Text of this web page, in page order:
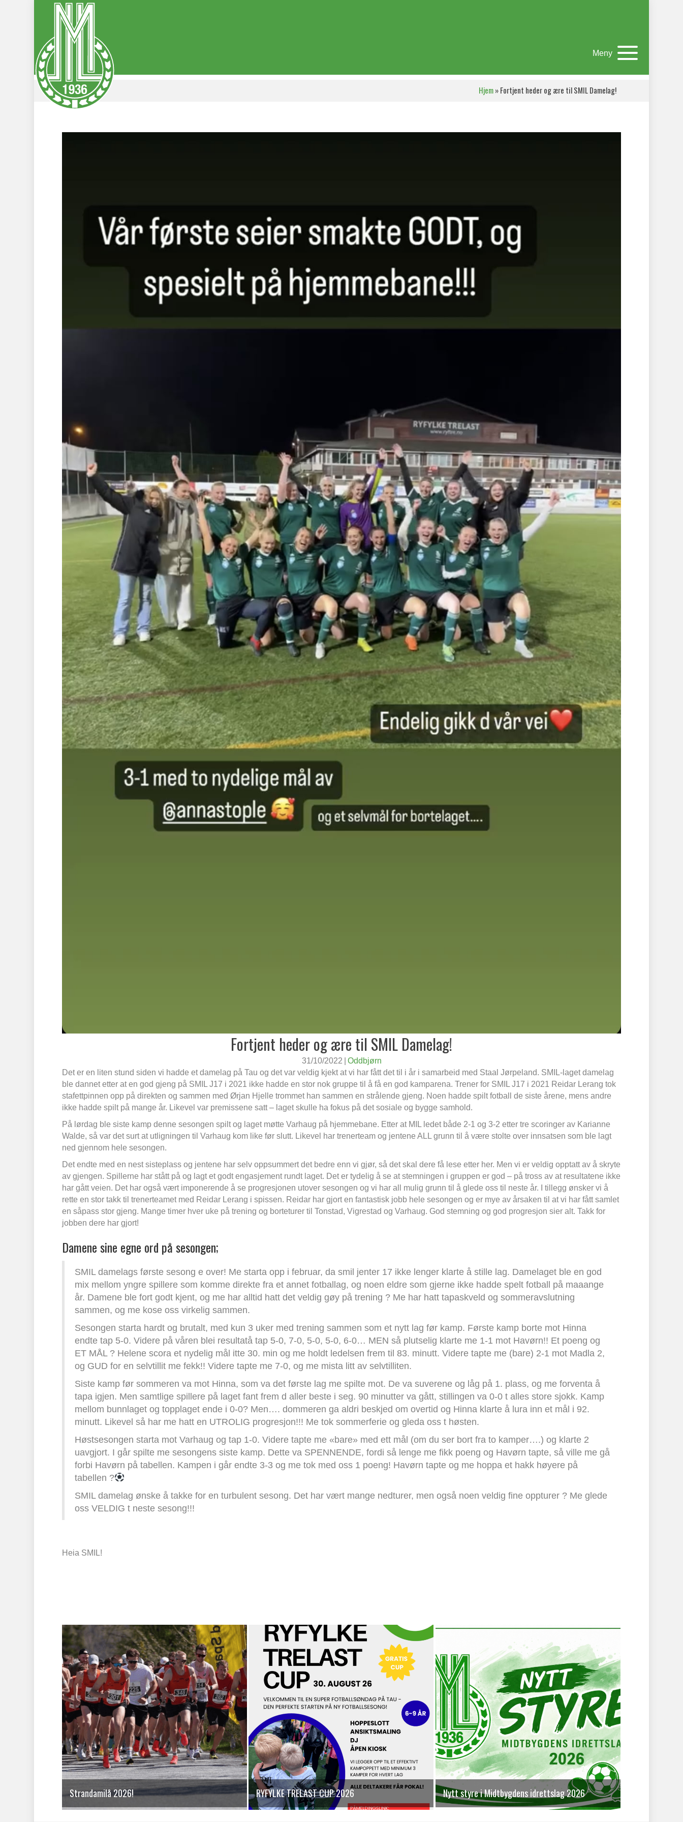
Meny
Hjem»Fortjent heder og ære til SMIL Damelag!
Fortjent heder og ære til SMIL Damelag!
31/10/2022
Oddbjørn
Det er en liten stund siden vi hadde et damelag på Tau og det var veldig kjekt at vi har fått det til i år i samarbeid med Staal Jørpeland. SMIL-laget damelag
ble dannet etter at en god gjeng på SMIL J17 i 2021 ikke hadde en stor nok gruppe til å få en god kamparena. Trener for SMIL J17 i 2021 Reidar Lerang tok
stafettpinnen opp på direkten og sammen med Ørjan Hjelle trommet han sammen en strålende gjeng. Noen hadde spilt fotball de siste årene, mens andre
ikke hadde spilt på mange år. Likevel var premissene satt – laget skulle ha fokus på det sosiale og bygge samhold.
På lørdag ble siste kamp denne sesongen spilt og laget møtte Varhaug på hjemmebane. Etter at MIL ledet både 2-1 og 3-2 etter tre scoringer av Karianne
Walde, så var det surt at utligningen til Varhaug kom like før slutt. Likevel har trenerteam og jentene ALL grunn til å være stolte over innsatsen som ble lagt
ned gjennom hele sesongen.
Det endte med en nest sisteplass og jentene har selv oppsummert det bedre enn vi gjør, så det skal dere få lese etter her. Men vi er veldig opptatt av å skryte
av gjengen. Spillerne har stått på og lagt et godt engasjement rundt laget. Det er tydelig å se at stemningen i gruppen er god – på tross av at resultatene ikke
har gått veien. Det har også vært imponerende å se progresjonen utover sesongen og vi har all mulig grunn til å glede oss til neste år. I tillegg ønsker vi å
rette en stor takk til trenerteamet med Reidar Lerang i spissen. Reidar har gjort en fantastisk jobb hele sesongen og er mye av årsaken til at vi har fått samlet
en såpass stor gjeng. Mange timer hver uke på trening og borteturer til Tonstad, Vigrestad og Varhaug. God stemning og god progresjon sier alt. Takk for
jobben dere har gjort!
Damene sine egne ord på sesongen;
SMIL damelags første sesong e over! Me starta opp i februar, da smil jenter 17 ikke lenger klarte å stille lag. Damelaget ble en god
mix mellom yngre spillere som komme direkte fra et annet fotballag, og noen eldre som gjerne ikke hadde spelt fotball på maaange
år. Damene ble fort godt kjent, og me har alltid hatt det veldig gøy på trening ? Me har hatt tapaskveld og sommeravslutning
sammen, og me kose oss virkelig sammen.
Sesongen starta hardt og brutalt, med kun 3 uker med trening sammen som et nytt lag før kamp. Første kamp borte mot Hinna
endte tap 5-0. Videre på våren blei resultatå tap 5-0, 7-0, 5-0, 5-0, 6-0… MEN så plutselig klarte me 1-1 mot Havørn!! Et poeng og
ET MÅL ? Helene scora et nydelig mål itte 30. min og me holdt ledelsen frem til 83. minutt. Videre tapte me (bare) 2-1 mot Madla 2,
og GUD for en selvtillit me fekk!! Videre tapte me 7-0, og me mista litt av selvtilliten.
Siste kamp før sommeren va mot Hinna, som va det første lag me spilte mot. De va suverene og låg på 1. plass, og me forventa å
tapa igjen. Men samtlige spillere på laget fant frem d aller beste i seg. 90 minutter va gått, stillingen va 0-0 t alles store sjokk. Kamp
mellom bunnlaget og topplaget ende i 0-0? Men…. dommeren ga aldri beskjed om overtid og Hinna klarte å lura inn et mål i 92.
minutt. Likevel så har me hatt en UTROLIG progresjon!!! Me tok sommerferie og gleda oss t høsten.
Høstsesongen starta mot Varhaug og tap 1-0. Videre tapte me «bare» med ett mål (om du ser bort fra to kamper….) og klarte 2
uavgjort. I går spilte me sesongens siste kamp. Dette va SPENNENDE, fordi så lenge me fikk poeng og Havørn tapte, så ville me gå
forbi Havørn på tabellen. Kampen i går endte 3-3 og me tok med oss 1 poeng! Havørn tapte og me hoppa et hakk høyere på
tabellen ?
SMIL damelag ønske å takke for en turbulent sesong. Det har vært mange nedturer, men også noen veldig fine oppturer ? Me glede
oss VELDIG t neste sesong!!!
Heia SMIL!
Strandamilå 2026! RYFYLKE TRELAST CUP 2026 Nytt styre i Midtbygdens idrettslag 2026